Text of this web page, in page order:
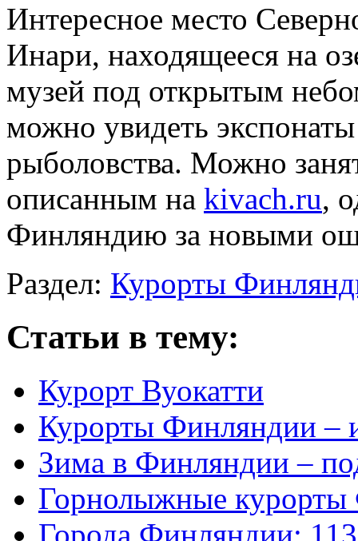
Интересное место
Инари, находящееся на
музей под открытым
можно увидеть
рыболовства. Можно
описанным на kivach.ru,
Финляндию за новыми
Раздел: Курорты
Статьи в тему:
Курорт Вуокатти
Курорты Финляндии –
Зима в Финляндии –
Горнолыжные курорты
Города Финляндии: